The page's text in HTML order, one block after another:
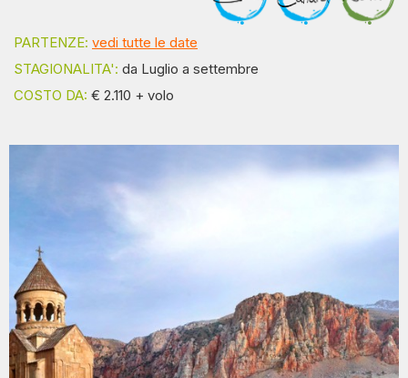
PARTENZE: vedi tutte le date
STAGIONALITA': da Luglio a settembre
COSTO DA: € 2.110 + volo